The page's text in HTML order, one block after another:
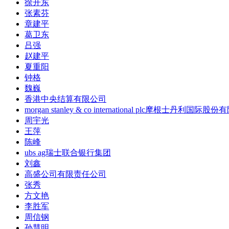
徐开东
张素芬
章建平
葛卫东
吕强
赵建平
夏重阳
钟格
魏巍
香港中央结算有限公司
morgan stanley & co international plc摩根士丹利国际股份有
周宇光
王萍
陈峰
ubs ag瑞士联合银行集团
刘鑫
高盛公司有限责任公司
张秀
方文艳
李胜军
周信钢